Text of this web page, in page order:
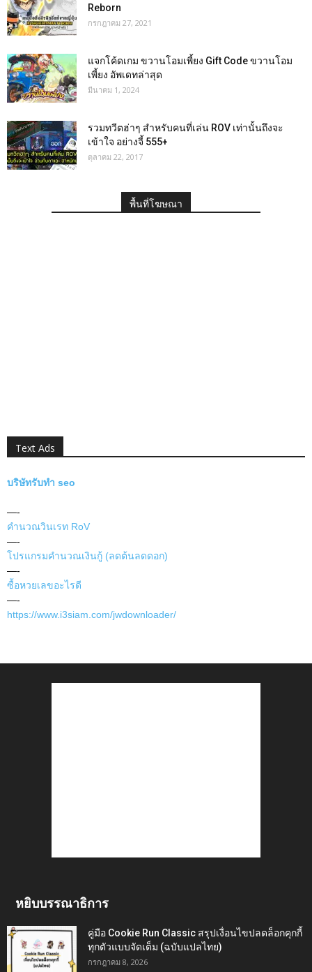
Reborn
กรกฎาคม 27, 2021
แจกโค้ดเกม ขวานโอมเพี้ยง Gift Code ขวานโอม
เพี้ยง อัพเดทล่าสุด
มีนาคม 1, 2024
รวมทวีตฮ่าๆ สำหรับคนที่เล่น ROV เท่านั้นถึงจะ
เข้าใจ อย่างจี้ 555+
ตุลาคม 22, 2017
พื้นที่โฆษณา
Text Ads
บริษัทรับทำ seo
—-
คำนวณวินเรท RoV
—-
โปรแกรมคำนวณเงินกู้ (ลดต้นลดดอก)
—-
ซื้อหวยเลขอะไรดี
—-
https://www.i3siam.com/jwdownloader/
หยิบบรรณาธิการ
คู่มือ Cookie Run Classic สรุปเงื่อนไขปลดล็อกคุกกี้
ทุกตัวแบบจัดเต็ม (ฉบับแปลไทย)
กรกฎาคม 8, 2026